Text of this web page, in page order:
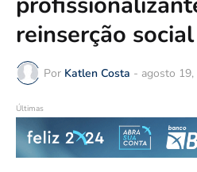
reinserção social
Por Katlen Costa - agosto
Últimas